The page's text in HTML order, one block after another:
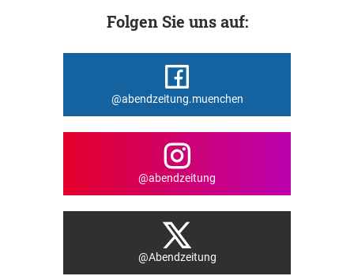
Folgen Sie uns auf:
@abendzeitung.muenchen
@abendzeitung
@Abendzeitung